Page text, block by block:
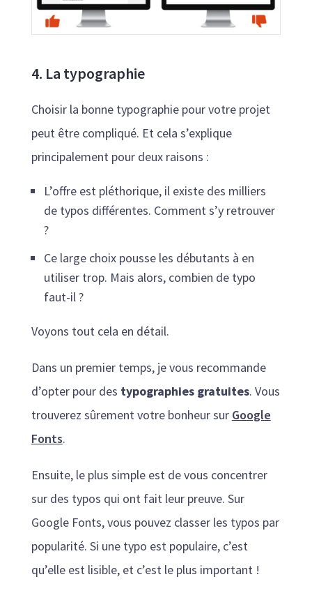
4. La typographie
Choisir la bonne typographie pour votre projet
peut être compliqué. Et cela s’explique
principalement pour deux raisons :
L’offre est pléthorique, il existe des milliers
de typos différentes. Comment s’y retrouver
?
Ce large choix pousse les débutants à en
utiliser trop. Mais alors, combien de typo
faut-il ?
Voyons tout cela en détail.
Dans un premier temps, je vous recommande
d’opter pour des typographies gratuites. Vous
trouverez sûrement votre bonheur sur Google
Fonts.
Ensuite, le plus simple est de vous concentrer
sur des typos qui ont fait leur preuve. Sur
Google Fonts, vous pouvez classer les typos par
popularité. Si une typo est populaire, c’est
qu’elle est lisible, et c’est le plus important !